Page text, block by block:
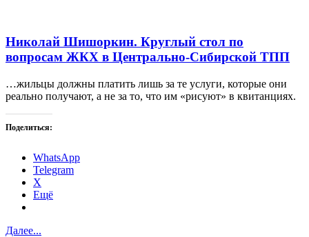
Николай Шишоркин. Круглый стол по
вопросам ЖКХ в Центрально-Сибирской ТПП
…жильцы должны платить лишь за те услуги, которые они
реально получают, а не за то, что им «рисуют» в квитанциях.
Поделиться:
WhatsApp
Telegram
X
Ещё
Далее...